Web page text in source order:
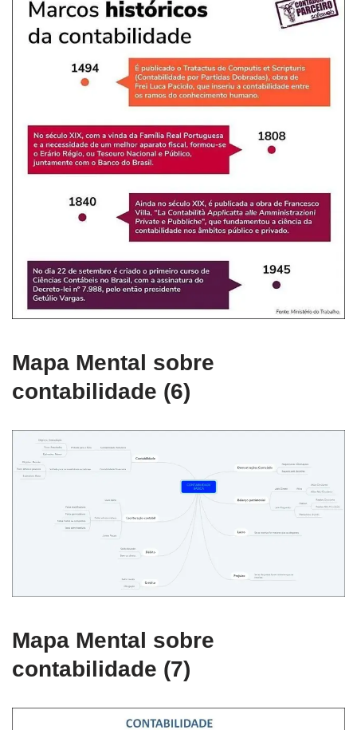
Mapa Mental sobre
contabilidade (6)
Mapa Mental sobre
contabilidade (7)